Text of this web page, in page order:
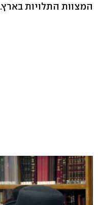
המצוות התלויות בארץ.